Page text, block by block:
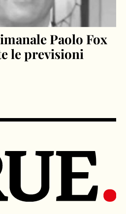
Paolo Fox
le previsioni